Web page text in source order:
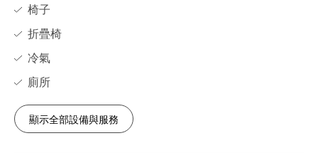
椅子
折疊椅
冷氣
廁所
顯示全部設備與服務